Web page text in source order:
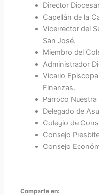
Director
Capellán de la
Vicerrector del
San José.
Miembro del
Administrador
Vicario
Finanzas.
Párroco Nuestra
Delegado de
Colegio de
Consejo
Consejo
Comparte en: